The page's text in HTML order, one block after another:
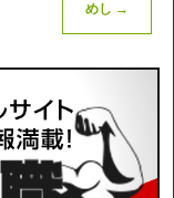
めし →